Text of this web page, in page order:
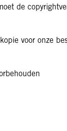
de
voor onze